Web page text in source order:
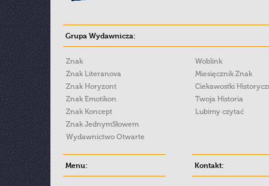
Grupa Wydawnicza:
Znak
Znak Literanova
Znak Horyzont
Znak Emotikon
Znak Koncept
Znak JednymSłowem
Wydawnictwo Otwarte
Woblink
Miesięcznik Znak
Ciekawostki
Twoja Historia
Lubimy czytać
Menu: Kontakt: